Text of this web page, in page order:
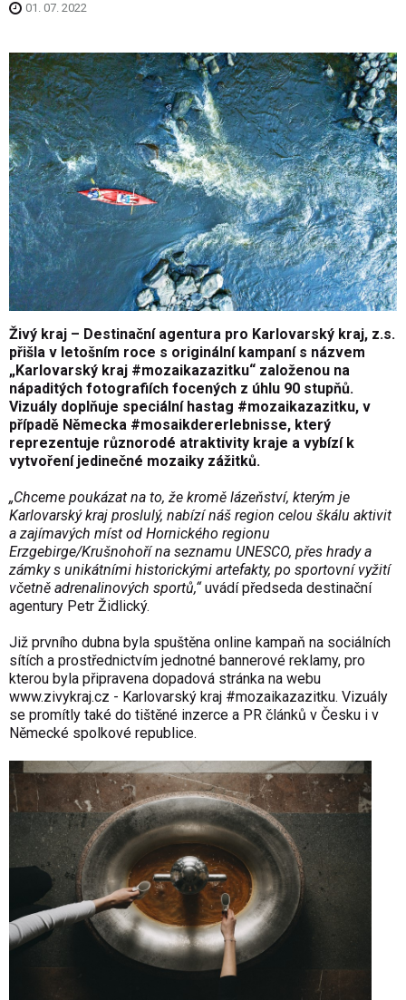
01. 07. 2022
Živý kraj – Destinační agentura pro Karlovarský kraj, z.s.
přišla v letošním roce s originální kampaní s názvem
„Karlovarský kraj #mozaikazazitku“ založenou na
nápaditých fotografiích focených z úhlu 90 stupňů.
Vizuály doplňuje speciální hastag #mozaikazazitku, v
případě Německa #mosaikdererlebnisse, který
reprezentuje různorodé atraktivity kraje a vybízí k
vytvoření jedinečné mozaiky zážitků.
„Chceme poukázat na to, že kromě lázeňství, kterým je
Karlovarský kraj proslulý, nabízí náš region celou škálu aktivit
a zajímavých míst od Hornického regionu
Erzgebirge/Krušnohoří na seznamu UNESCO, přes hrady a
zámky s unikátními historickými artefakty, po sportovní vyžití
včetně adrenalinových sportů,“uvádí předseda destinační
agentury Petr Židlický.
Již prvního dubna byla spuštěna online kampaň na sociálních
sítích a prostřednictvím jednotné bannerové reklamy, pro
kterou byla připravena dopadová stránka na webu
www.zivykraj.cz - Karlovarský kraj #mozaikazazitku. Vizuály
se promítly také do tištěné inzerce a PR článků v Česku i v
Německé spolkové republice.